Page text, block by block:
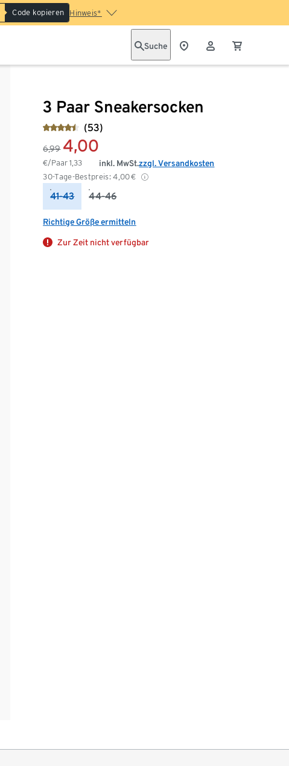
Code kopieren Hinweis*
Suche
3 Paar Sneakersocken
(53)
6,99 4,00
€/Paar1,33
30-Tage-Bestpreis: 4,00€
inkl. MwSt.zzgl. Versandkosten
41-43 44-46
Richtige Größe ermitteln
Zur Zeit nicht verfügbar